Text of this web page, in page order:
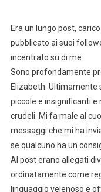
Era un lungo post,
pubblicato ai suoi
incentrato su di me.
Sono profondamente
Elizabeth. Ultimamente
piccole e insignificanti
crudeli. Mi fa male al
messaggi che mi ha
se qualcuno ha un
Al post erano allegati
ordinatamente come
linguaggio velenoso e